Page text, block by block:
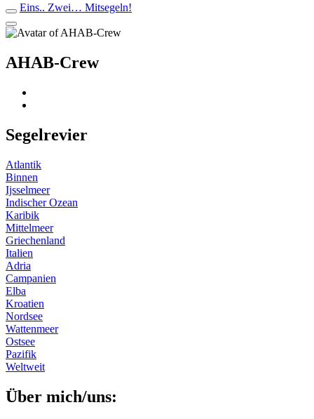
Eins.. Zwei… Mitsegeln!
AHAB-Crew
Segelrevier
Atlantik
Binnen
Ijsselmeer
Indischer Ozean
Karibik
Mittelmeer
Griechenland
Italien
Adria
Campanien
Elba
Kroatien
Nordsee
Wattenmeer
Ostsee
Pazifik
Weltweit
Über mich/uns: